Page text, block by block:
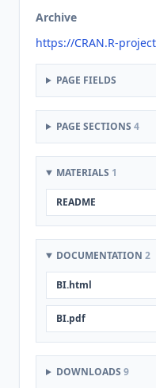
Archive
https://CRAN.R-
PAGE FIELDS
PAGE SECTIONS 4
MATERIALS 1
README
DOCUMENTATION 2
BI.html
BI.pdf
DOWNLOADS 9